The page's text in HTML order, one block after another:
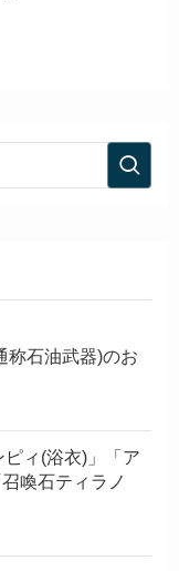
称石油武器)のお
ピィ(浴衣)」「ア
喚石ティラノ